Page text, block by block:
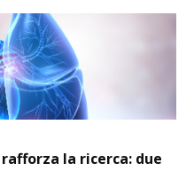
la ricerca: due